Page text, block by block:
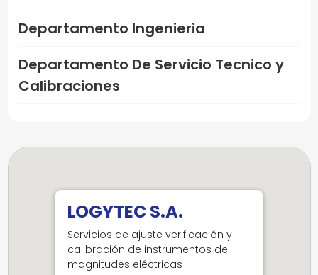
Departamento Ingenieria
Departamento De Servicio Tecnico y
Calibraciones
LOGYTEC S.A.
Servicios de ajuste verificación y
calibración de instrumentos de
magnitudes eléctricas